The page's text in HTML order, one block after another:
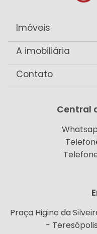
Imóveis
A imobiliária
Contato
Central
Praça Higino da
-